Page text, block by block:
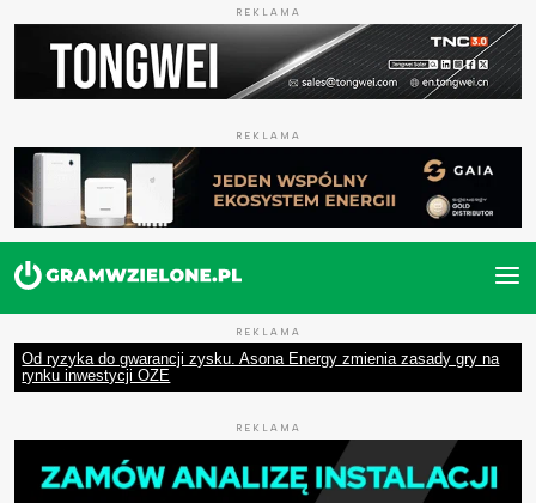
REKLAMA
REKLAMA
REKLAMA
Od ryzyka do gwarancji zysku. Asona Energy zmienia zasady gry na
rynku inwestycji OZE
REKLAMA